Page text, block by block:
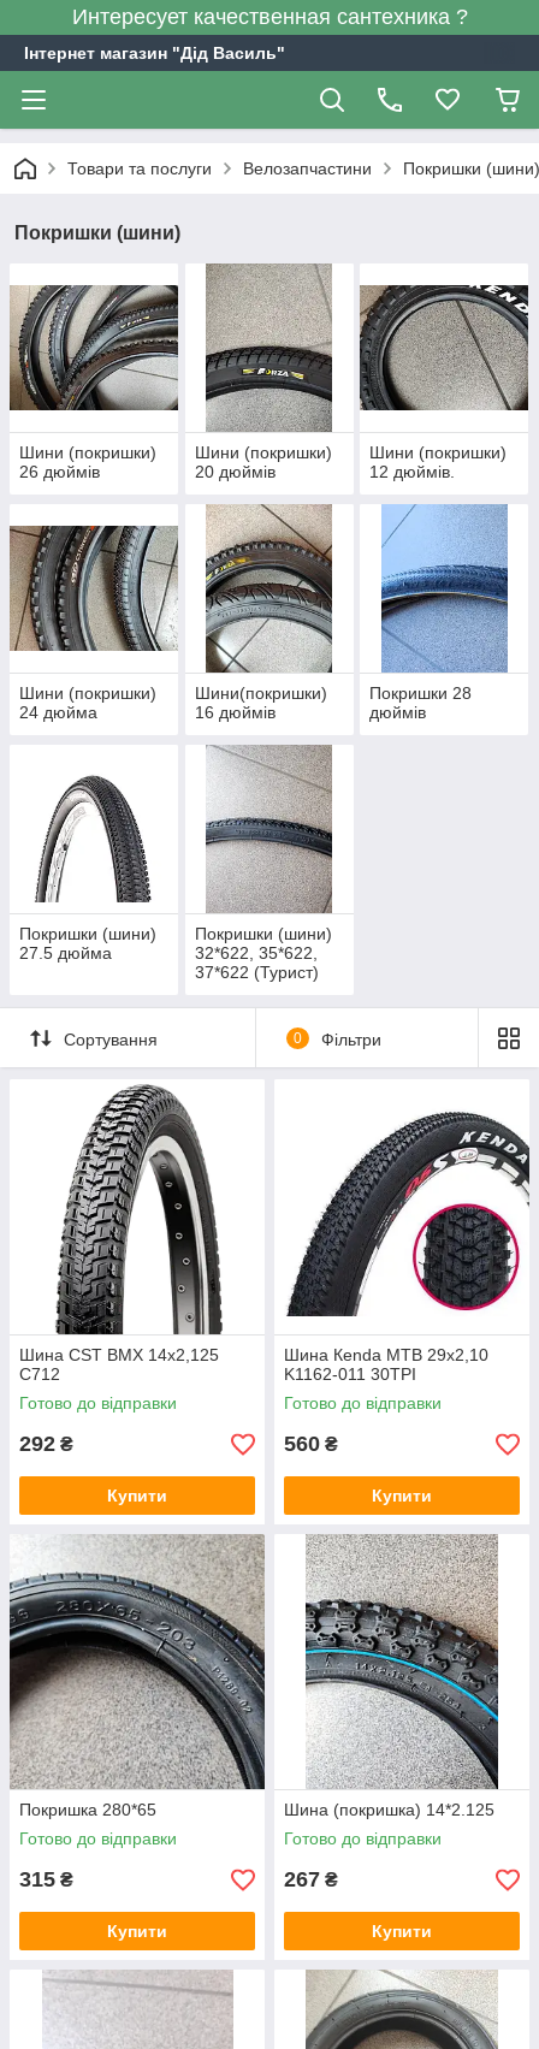
Интересует качественная сантехника ?
Інтернет магазин "Дід Василь"
Товари та послуги Велозапчастини Покришки (шини)
Покришки (шини)
Шини (покришки)
26 дюймів
Шини (покришки)
20 дюймів
Шини (покришки)
12 дюймів.
Шини (покришки)
24 дюйма
Шини(покришки)
16 дюймів
Покришки 28
дюймів
Покришки (шини)
27.5 дюйма
Покришки (шини)
32*622, 35*622,
37*622 (Турист)
Сортування 0 Фільтри
Шина CST BMX 14х2,125
С712
Готово до відправки
292 ₴
Купити
Шина Кеnda MTB 29х2,10
K1162-011 30TPI
Готово до відправки
560 ₴
Купити
Покришка 280*65
Готово до відправки
315 ₴
Купити
Шина (покришка) 14*2.125
Готово до відправки
267 ₴
Купити